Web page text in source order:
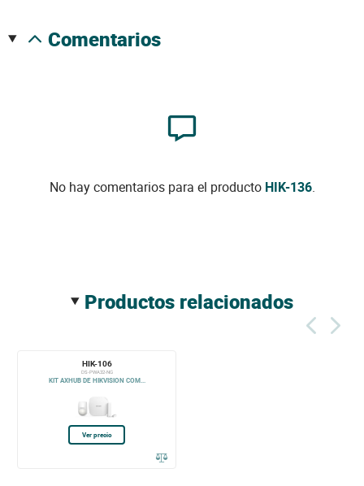
comentarios
No hay comentarios para el producto HIK-136.
productos relacionados
HIK-106
DS-PWA32-NG
KIT AXHUB DE HIKVISION COM...
Ver precio